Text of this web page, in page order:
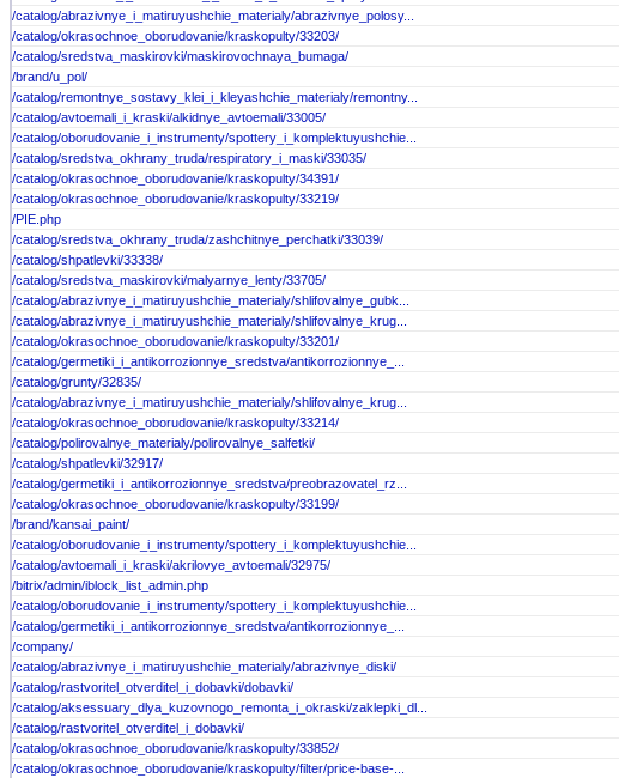
/catalog/abrazivnye_i_matiruyushchie_materialy/abrazivnye_polosy...
/catalog/okrasochnoe_oborudovanie/kraskopulty/33203/
/catalog/sredstva_maskirovki/maskirovochnaya_bumaga/
/brand/u_pol/
/catalog/remontnye_sostavy_klei_i_kleyashchie_materialy/remontny...
/catalog/avtoemali_i_kraski/alkidnye_avtoemali/33005/
/catalog/oborudovanie_i_instrumenty/spottery_i_komplektuyushchie...
/catalog/sredstva_okhrany_truda/respiratory_i_maski/33035/
/catalog/okrasochnoe_oborudovanie/kraskopulty/34391/
/catalog/okrasochnoe_oborudovanie/kraskopulty/33219/
/PIE.php
/catalog/sredstva_okhrany_truda/zashchitnye_perchatki/33039/
/catalog/shpatlevki/33338/
/catalog/sredstva_maskirovki/malyarnye_lenty/33705/
/catalog/abrazivnye_i_matiruyushchie_materialy/shlifovalnye_gubk...
/catalog/abrazivnye_i_matiruyushchie_materialy/shlifovalnye_krug...
/catalog/okrasochnoe_oborudovanie/kraskopulty/33201/
/catalog/germetiki_i_antikorrozionnye_sredstva/antikorrozionnye_...
/catalog/grunty/32835/
/catalog/abrazivnye_i_matiruyushchie_materialy/shlifovalnye_krug...
/catalog/okrasochnoe_oborudovanie/kraskopulty/33214/
/catalog/polirovalnye_materialy/polirovalnye_salfetki/
/catalog/shpatlevki/32917/
/catalog/germetiki_i_antikorrozionnye_sredstva/preobrazovatel_rz...
/catalog/okrasochnoe_oborudovanie/kraskopulty/33199/
/brand/kansai_paint/
/catalog/oborudovanie_i_instrumenty/spottery_i_komplektuyushchie...
/catalog/avtoemali_i_kraski/akrilovye_avtoemali/32975/
/bitrix/admin/iblock_list_admin.php
/catalog/oborudovanie_i_instrumenty/spottery_i_komplektuyushchie...
/catalog/germetiki_i_antikorrozionnye_sredstva/antikorrozionnye_...
/company/
/catalog/abrazivnye_i_matiruyushchie_materialy/abrazivnye_diski/
/catalog/rastvoritel_otverditel_i_dobavki/dobavki/
/catalog/aksessuary_dlya_kuzovnogo_remonta_i_okraski/zaklepki_dl...
/catalog/rastvoritel_otverditel_i_dobavki/
/catalog/okrasochnoe_oborudovanie/kraskopulty/33852/
/catalog/okrasochnoe_oborudovanie/kraskopulty/filter/price-base-...